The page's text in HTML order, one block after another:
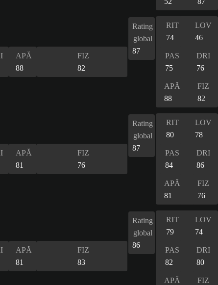
APĂ
88
FIZ
82
Rating
global
87
RIT
74
LOV
46
PAS
75
DRI
76
APĂ
88
FIZ
82
APĂ
81
FIZ
76
Rating
global
87
RIT
80
LOV
78
PAS
84
DRI
86
APĂ
81
FIZ
76
APĂ
81
FIZ
83
Rating
global
86
RIT
79
LOV
74
PAS
82
DRI
80
APĂ
FIZ